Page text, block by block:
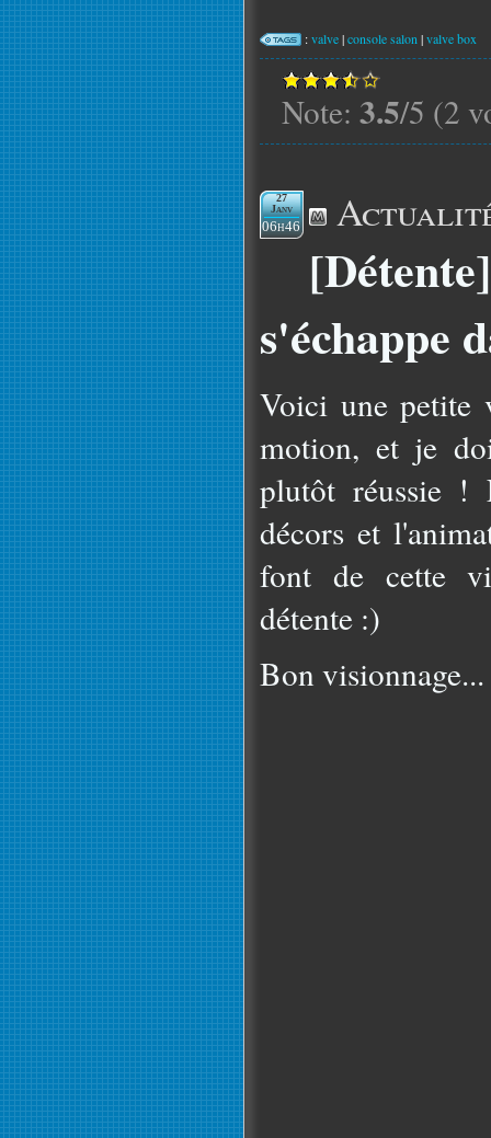
:valve|console salon |valve box
Note: 3.5/5 (2
27
Janv
06h46
s'échappe
Voici une petite
motion, et je
plutôt réussie !
décors et
font de cette
détente :)
Bon visionnage...